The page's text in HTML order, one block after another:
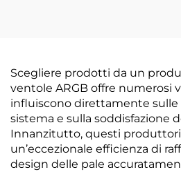
Scegliere prodotti da un
ventole ARGB offre numerosi
influiscono direttamente sulle
sistema e sulla soddisfazione
Innanzitutto, questi
un’eccezionale efficienza di
design delle pale